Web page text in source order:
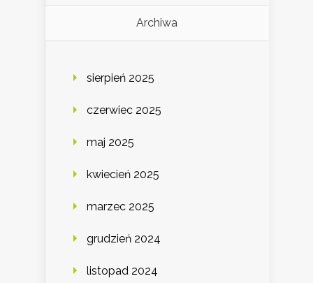
Archiwa
sierpień 2025
czerwiec 2025
maj 2025
kwiecień 2025
marzec 2025
grudzień 2024
listopad 2024